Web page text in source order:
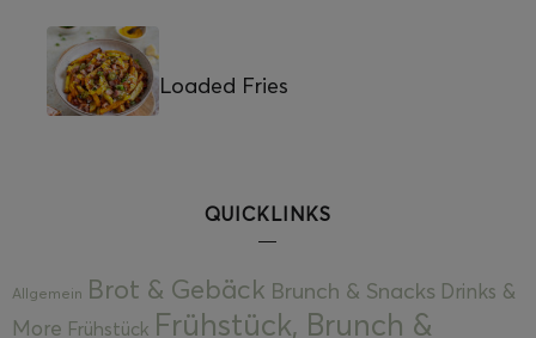
Loaded Fries
QUICKLINKS
Allgemein Brot & Gebäck Brunch & Snacks Drinks &
More Frühstück Frühstück, Brunch &